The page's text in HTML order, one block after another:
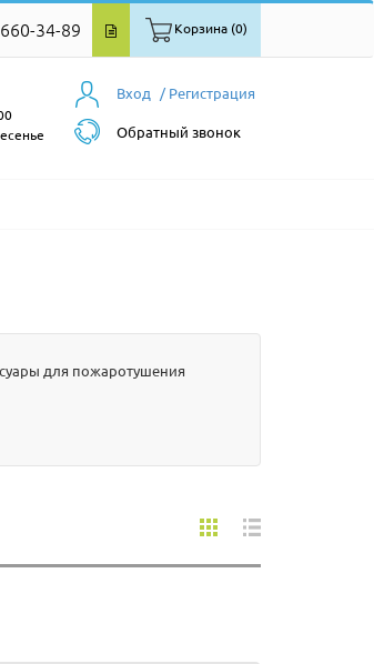
660-34-89 Корзина (0)
Вход / Регистрация
Обратный звонок
для пожаротушения